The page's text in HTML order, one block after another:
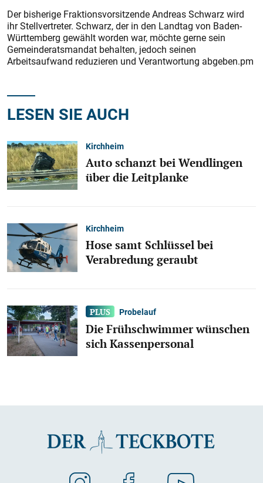
Der bisherige Fraktionsvorsitzende Andreas Schwarz wird
ihr Stellvertreter. Schwarz, der in den Landtag von Baden-
Württemberg gewählt worden war, möchte gerne sein
Gemeinderatsmandat behalten, jedoch seinen
Arbeitsaufwand reduzieren und Verantwortung abgeben.pm
LESEN SIE AUCH
Kirchheim
Auto schanzt bei Wendlingen
über die Leitplanke
Kirchheim
Hose samt Schlüssel bei
Verabredung geraubt
Probelauf
Die Frühschwimmer wünschen
sich Kassenpersonal